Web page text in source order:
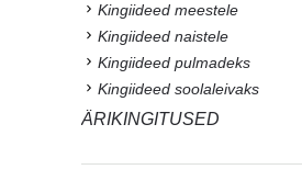
Kingiideed meestele
Kingiideed naistele
Kingiideed pulmadeks
Kingiideed soolaleivaks
ÄRIKINGITUSED